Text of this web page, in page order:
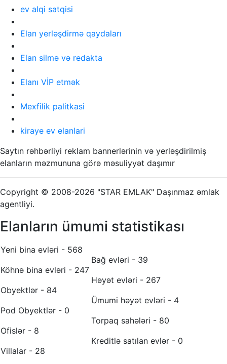
ev alqi satqisi
Elan yerləşdirmə qaydaları
Elan silmə və redakta
Elanı VİP etmək
Mexfilik palitkasi
kiraye ev elanlari
Saytın rəhbərliyi reklam bannerlərinin və yerləşdirilmiş
elanların məzmununa görə məsuliyyət daşımır
Copyright © 2008-2026 "STAR EMLAK" Daşınmaz əmlak
agentliyi.
Elanların ümumi statistikası
Yeni bina evləri - 568
Köhnə bina evləri - 247
Obyektlər - 84
Pod Obyektlər - 0
Ofislər - 8
Villalar - 28
Bağ evləri - 39
Həyət evləri - 267
Ümumi həyət evləri - 4
Torpaq sahələri - 80
Kreditlə satılan evlər - 0